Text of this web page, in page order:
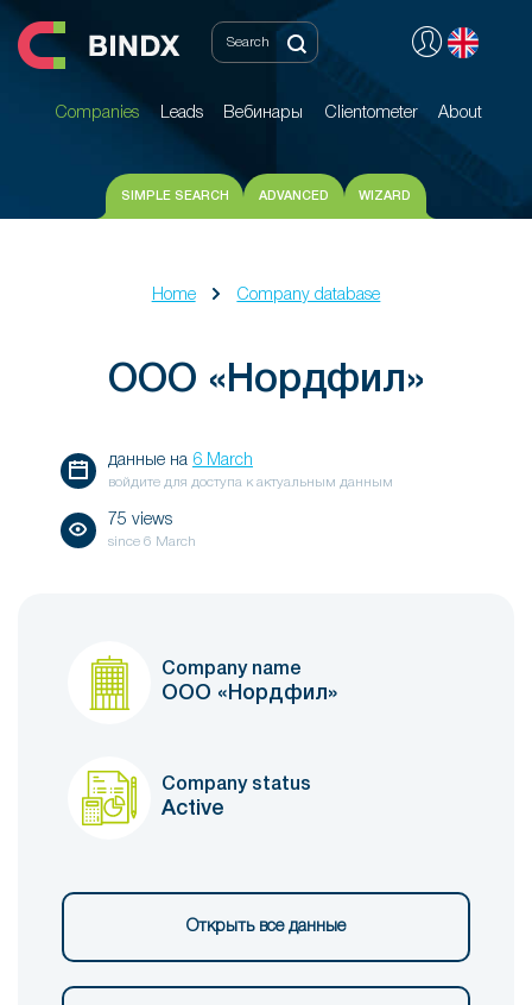
Companies Leads Вебинары Clientometer About
Companies Leads Вебинары Clientometer About
SIMPLE SEARCH ADVANCED WIZARD
Home Company database
ООО «Нордфил»
данные на 6 March
войдите для доступа к актуальным данным
75 views
since 6 March
Company name
ООО «Нордфил»
Company status
Active
Открыть все данные